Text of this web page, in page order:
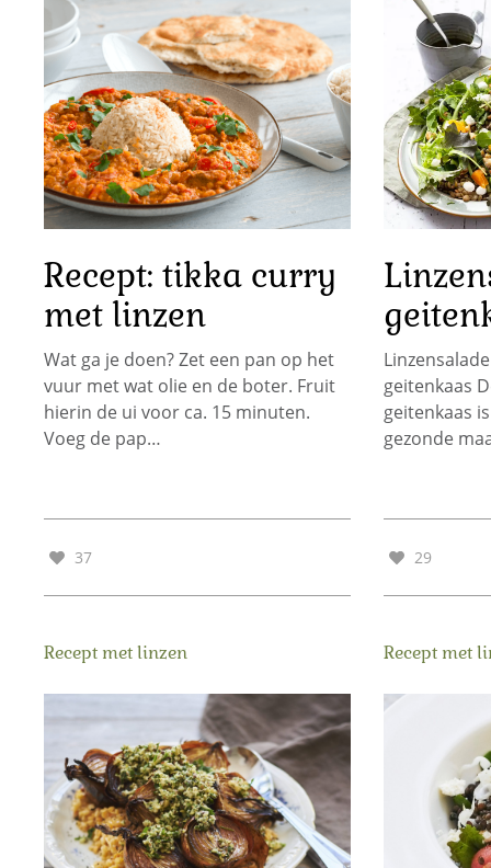
Recept: tikka curry
met linzen
Wat ga je doen? Zet een pan op het
vuur met wat olie en de boter. Fruit
hierin de ui voor ca. 15 minuten.
Voeg de pap…
37
geitenkaas
geitenkaas
gezonde
29
Recept met linzen Recept met